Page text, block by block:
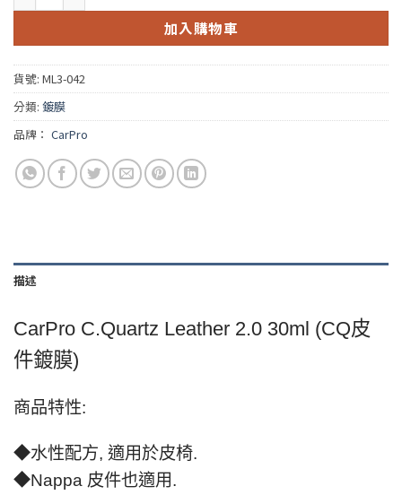
加入購物車
貨號: ML3-042
分類: 鍍膜
品牌： CarPro
描述
CarPro C.Quartz Leather 2.0 30ml (CQ皮
件鍍膜)
商品特性:
◆水性配方, 適用於皮椅.
◆Nappa 皮件也適用.